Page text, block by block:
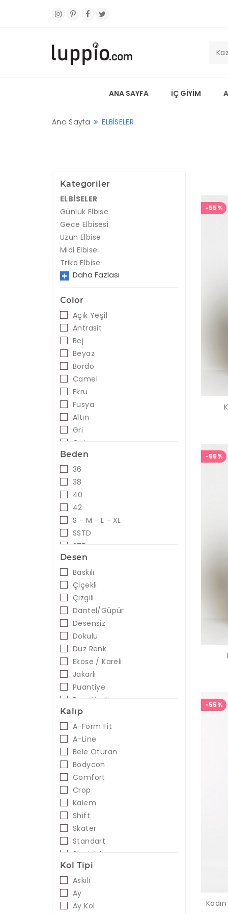
ANA SAYFA İÇ GİYİM
Ana Sayfa ELBİSELER
Kategoriler
ELBİSELER
Günlük Elbise
Gece Elbisesi
Uzun Elbise
Midi Elbise
Triko Elbise
Daha Fazlası
Color
Açık Yeşil
Antrasit
Bej
Beyaz
Bordo
Camel
Ekru
Fusya
Altın
Gri
Gül
Haki
Hardal
İndigo
Kahve
Karışık Renkli
Kırmızı
Kırmızı - Siyah
Kiremit
Lacivert
Lacivert - Beyaz
Leopar
Lila
Mavi
Mavi - Beyaz
Mavi - Siyah
Mavi - Yeşil
Mercan
Mint
Mor
Mor - Siyah
Mürdüm
Oranj
Pembe
Petrol
Pudra
Safran
Saks
Sarı
Sıklamen
Siyah - Beyaz
Somon
Taba
Tarçın
Taş
Turkuaz
Turuncu
Beden
36
38
40
42
S - M - L - XL
SSTD
STD
Desen
Baskılı
Çiçekli
Çizgili
Dantel/Güpür
Desensiz
Dokulu
Düz Renk
Ekose / Kareli
Jakarlı
Puantiye
Puantiyeli
Zebra
Kalıp
A-Form Fit
A-Line
Bele Oturan
Bodycon
Comfort
Crop
Kalem
Shift
Skater
Standart
Straight
Kol Tipi
Askılı
Ay
Ay Kol
-55%
-55%
-55%